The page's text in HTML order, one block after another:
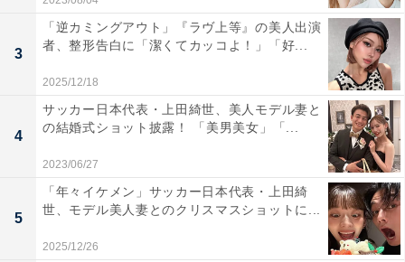
3
「逆カミングアウト」『ラヴ上等』の美人出演
者、整形告白に「潔くてカッコよ！」「好...
2025/12/18
4
サッカー日本代表・上田綺世、美人モデル妻と
の結婚式ショット披露！ 「美男美女」「...
2023/06/27
5
「年々イケメン」サッカー日本代表・上田綺
世、モデル美人妻とのクリスマスショットに...
2025/12/26